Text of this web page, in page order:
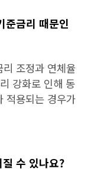
준금리 때문인
조정과 연체율
강화로 인해 동
적용되는 경우가
수 있나요?